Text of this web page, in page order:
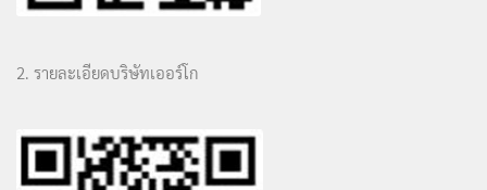
2. รายละเอียดบริษัทเออร์โก